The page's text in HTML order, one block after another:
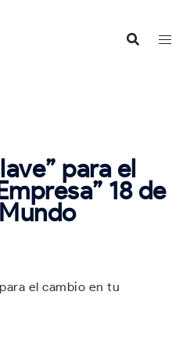
para el
18 de
el cambio en tu